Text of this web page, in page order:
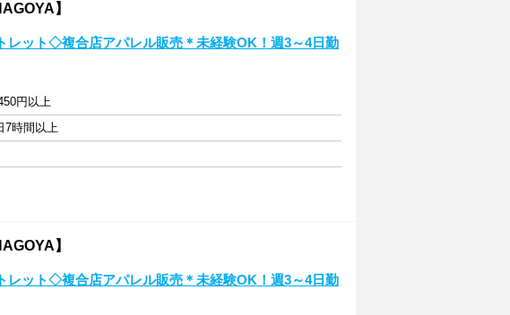
】
レット◇複合店アパレル販売＊未経験OK！週3～4日勤
円以上
7時間以上
】
レット◇複合店アパレル販売＊未経験OK！週3～4日勤